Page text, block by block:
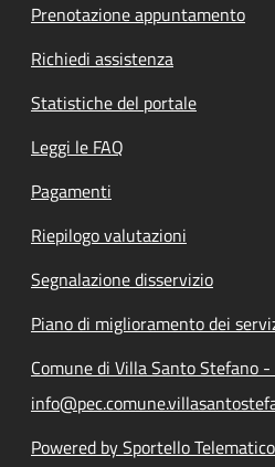
Prenotazione appuntamento
Richiedi assistenza
Statistiche del portale
Leggi le FAQ
Pagamenti
Riepilogo valutazioni
Segnalazione disservizio
Piano di miglioramento dei
Comune di Villa Santo Stefano -
Powered by Sportello